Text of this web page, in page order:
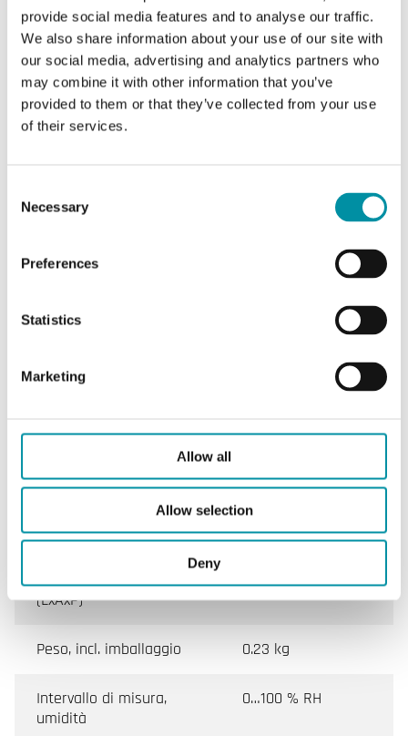
provide social media features and to analyse our traffic.
We also share information about your use of our site with
our social media, advertising and analytics partners who
may combine it with other information that you’ve
provided to them or that they’ve collected from your use
of their services.
Selection
Necessary
Preferences
Statistics
Marketing
Allow all
Allow selection
Deny
AO 2
DO 3
Intervallo di misura,
temp
-15…90 °C
Caratteristiche di Evolution AHU, regolatore
stoccaggio
Montaggio Stanza, Parete
Dimensioni esterne
(LxAxP)
128x80x55 mm
Peso, incl. imballaggio 0.23 kg
Intervallo di misura,
umidità
0…100 % RH